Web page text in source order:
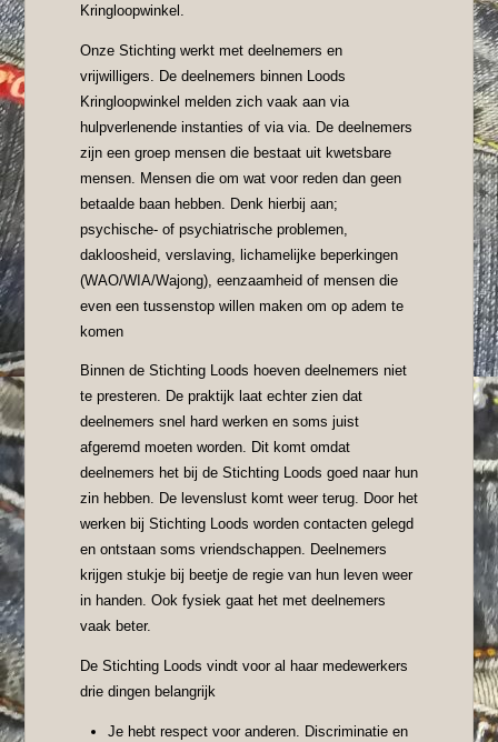
Kringloopwinkel.
Onze Stichting werkt met deelnemers en
vrijwilligers. De deelnemers binnen Loods
Kringloopwinkel melden zich vaak aan via
hulpverlenende instanties of via via. De deelnemers
zijn een groep mensen die bestaat uit kwetsbare
mensen. Mensen die om wat voor reden dan geen
betaalde baan hebben. Denk hierbij aan;
psychische- of psychiatrische problemen,
dakloosheid, verslaving, lichamelijke beperkingen
(WAO/WIA/Wajong), eenzaamheid of mensen die
even een tussenstop willen maken om op adem te
komen
Binnen de Stichting Loods hoeven deelnemers niet
te presteren. De praktijk laat echter zien dat
deelnemers snel hard werken en soms juist
afgeremd moeten worden. Dit komt omdat
deelnemers het bij de Stichting Loods goed naar hun
zin hebben. De levenslust komt weer terug. Door het
werken bij Stichting Loods worden contacten gelegd
en ontstaan soms vriendschappen. Deelnemers
krijgen stukje bij beetje de regie van hun leven weer
in handen. Ook fysiek gaat het met deelnemers
vaak beter.
De Stichting Loods vindt voor al haar medewerkers
drie dingen belangrijk
Je hebt respect voor anderen. Discriminatie en